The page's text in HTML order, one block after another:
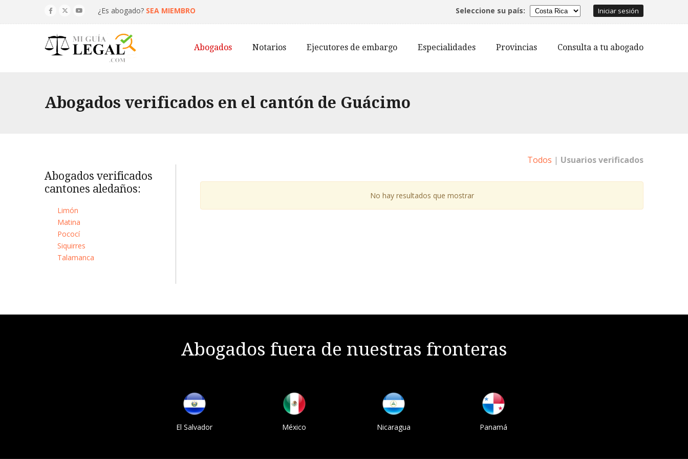
¿Es abogado? SEA MIEMBRO Iniciar sesión
Seleccione su país:
Abogados Notarios Ejecutores de embargo Especialidades Provincias Consulta a tu abogado
Abogados verificados en el cantón de Guácimo
Abogados verificados
cantones aledaños:
Limón
Matina
Pococí
Siquirres
Talamanca
Todos | Usuarios verificados
No hay resultados que mostrar
Abogados fuera de nuestras fronteras
El Salvador México Nicaragua Panamá